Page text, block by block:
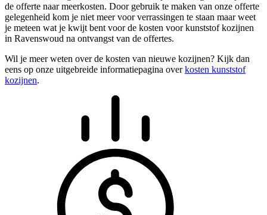
de offerte naar meerkosten. Door gebruik te maken van onze offerte
gelegenheid kom je niet meer voor verrassingen te staan maar weet
je meteen wat je kwijt bent voor de kosten voor kunststof kozijnen
in Ravenswoud na ontvangst van de offertes.
Wil je meer weten over de kosten van nieuwe kozijnen? Kijk dan
eens op onze uitgebreide informatiepagina overkosten kunststof
kozijnen.